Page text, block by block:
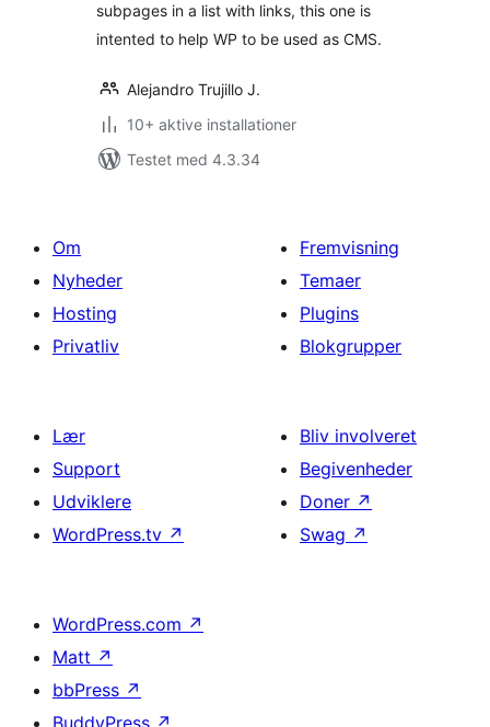
subpages in a list with links, this one is
intented to help WP to be used as CMS.
Alejandro Trujillo J.
10+ aktive installationer
Testet med 4.3.34
Om
Nyheder
Hosting
Privatliv
Fremvisning
Temaer
Plugins
Blokgrupper
Lær
Support
Udviklere
WordPress.tv ↗
Bliv involveret
Begivenheder
Doner ↗
Swag ↗
WordPress.com ↗
Matt ↗
bbPress ↗
BuddyPress ↗